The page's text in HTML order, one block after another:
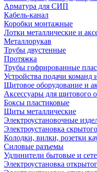
Арматура для СИП
Кабель-канал
Коробки монтажные
Лотки металлические и
Металлорукав
Трубы двустенные
Протяжка
Трубы гофрированные
Устройства подачи команд
Щитовое оборудование и
Аксессуары для щитового
Боксы пластиковые
Щиты металлические
Электроустановочные
Электроустановка
Колодки, вилки, розетки
Силовые разъемы
Удлинители бытовые и
Электроустановка